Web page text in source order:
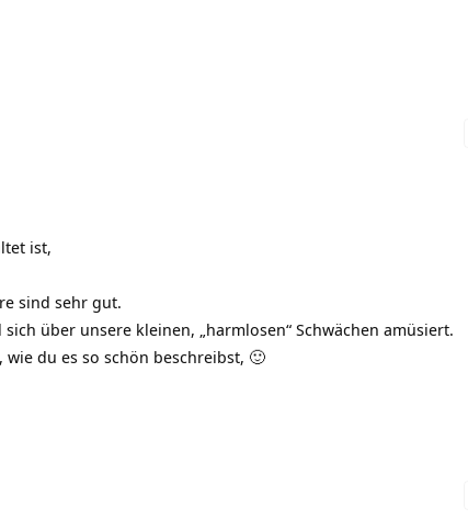
ist,
sind sehr gut.
über unsere kleinen, „harmlosen“ Schwächen amüsiert.
du es so schön beschreibst, 🙂